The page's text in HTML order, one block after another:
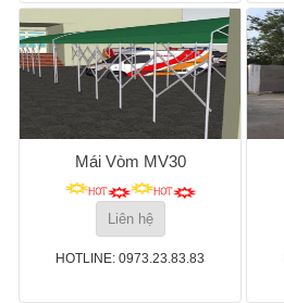
Mái Vòm MV30
Liên hệ
HOTLINE: 0973.23.83.83